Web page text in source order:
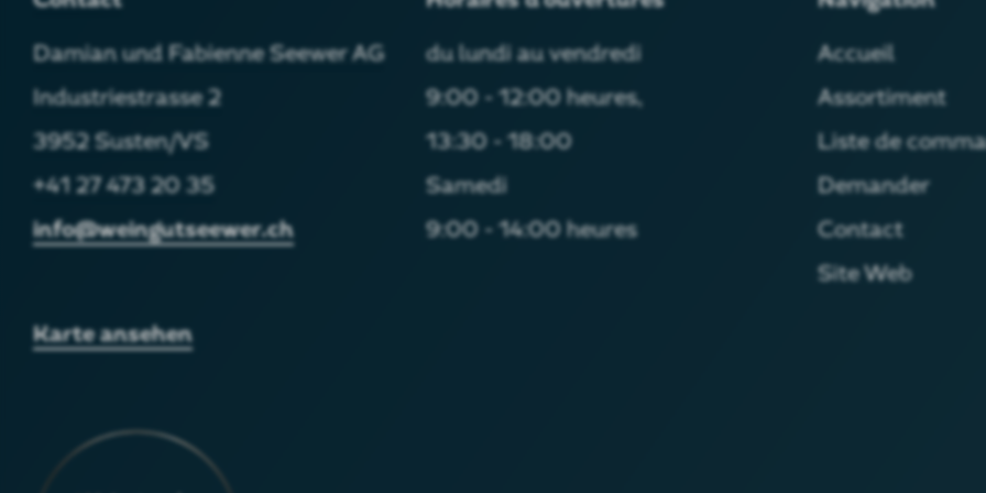
Damian und Fabienne Seewer AG
Industriestrasse 2
3952 Susten/VS
+41 27 473 20 35
info@weingutseewer.ch
Karte ansehen
du lundi au vendredi
9:00 - 12:00 heures,
13:30 - 18:00
Samedi
9:00 - 14:00 heures
Accueil
Assortiment
Liste de
Demander
Contact
Site Web